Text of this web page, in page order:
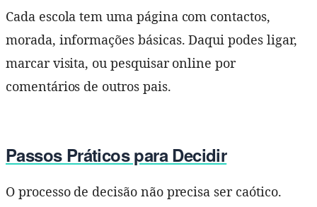
Cada escola tem uma página com contactos,
morada, informações básicas. Daqui podes ligar,
marcar visita, ou pesquisar online por
comentários de outros pais.
Passos Práticos para Decidir
O processo de decisão não precisa ser caótico.